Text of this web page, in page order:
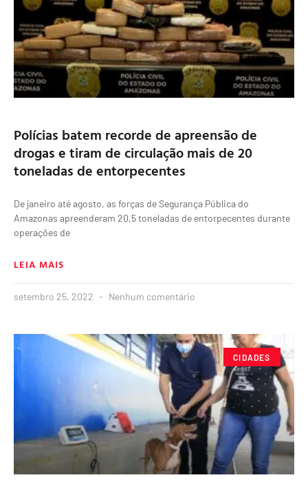
Polícias batem recorde de apreensão de
drogas e tiram de circulação mais de 20
toneladas de entorpecentes
De janeiro até agosto, as forças de Segurança Pública do
Amazonas apreenderam 20,5 toneladas de entorpecentes durante
operações de
LEIA MAIS
setembro 25, 2022 Nenhum comentário
CIDADES